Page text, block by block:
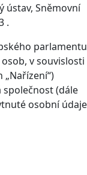
ústav, Sněmovní
.
parlamentu
v souvislosti
(dále
osobní údaje